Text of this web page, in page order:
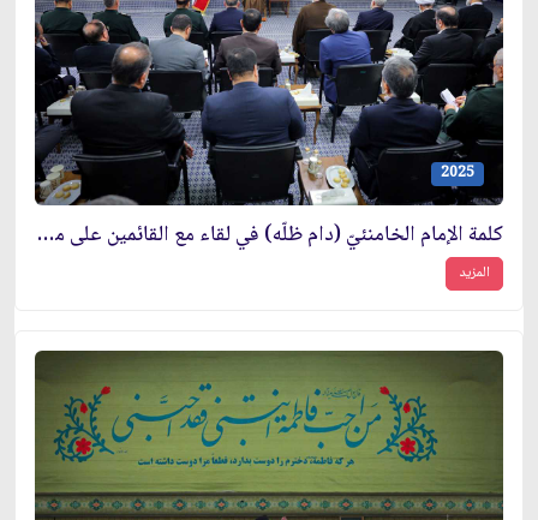
2025
كلمة الإمام الخامنئيّ (دام ظلّه) في لقاء مع القائمين على مؤتمر تكريم شهداء محافظة ألبرز
المزيد